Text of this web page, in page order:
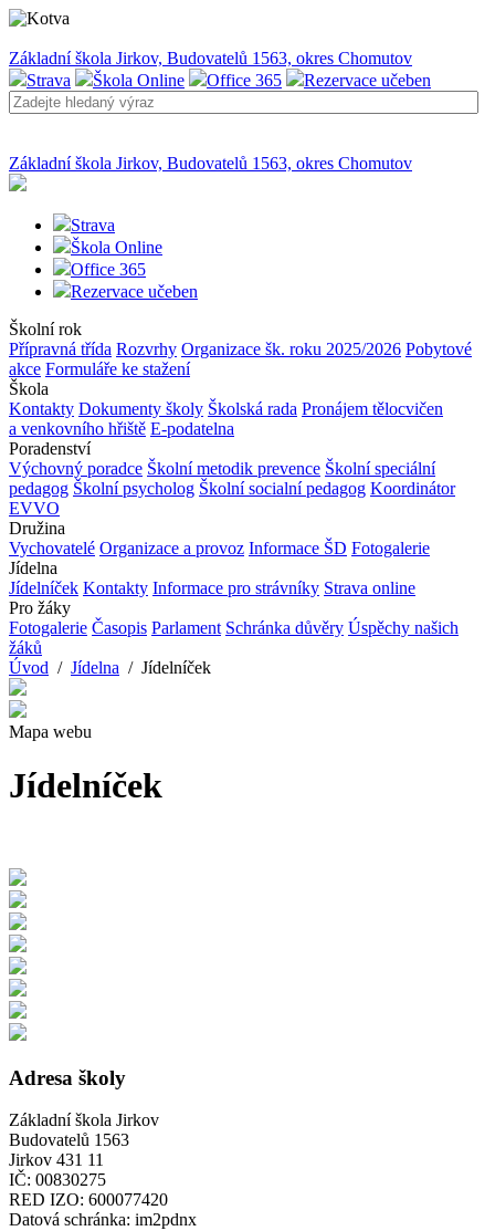
Základní škola Jirkov, Budovatelů 1563, okres Chomutov
Strava
Škola Online Office 365 Rezervace učeben
Základní škola Jirkov, Budovatelů 1563, okres Chomutov
Strava
Škola Online
Office 365
Rezervace učeben
Školní rok
Přípravná třída Rozvrhy Organizace šk. roku 2025/2026 Pobytové
akce Formuláře ke stažení
Škola
Kontakty Dokumenty školy Školská rada Pronájem tělocvičen
a venkovního hřiště E-podatelna
Poradenství
Výchovný poradce Školní metodik prevence Školní speciální
pedagog Školní psycholog Školní socialní pedagog Koordinátor
EVVO
Družina
Vychovatelé Organizace a provoz Informace ŠD Fotogalerie
Jídelna
Jídelníček Kontakty Informace pro strávníky Strava online
Pro žáky
Fotogalerie Časopis Parlament Schránka důvěry Úspěchy našich
žáků
Úvod / Jídelna / Jídelníček
Mapa webu
Jídelníček
Adresa školy
Základní škola Jirkov
Budovatelů 1563
Jirkov 431 11
IČ: 00830275
RED IZO: 600077420
Datová schránka: im2pdnx